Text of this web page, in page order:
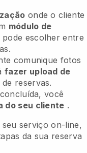
onde o cliente
módulo de
escolher entre
comunique fotos
fazer upload de
reservas.
você
do seu cliente .
seu serviço on-line,
da sua reserva